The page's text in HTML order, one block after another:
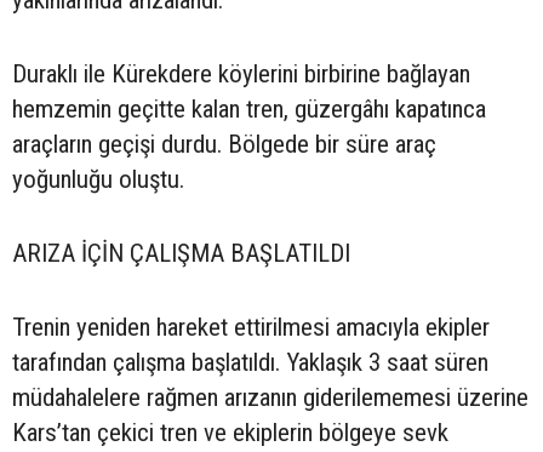
Duraklı ile Kürekdere köylerini birbirine bağlayan
hemzemin geçitte kalan tren, güzergâhı kapatınca
araçların geçişi durdu. Bölgede bir süre araç
yoğunluğu oluştu.
ARIZA İÇİN ÇALIŞMA BAŞLATILDI
Trenin yeniden hareket ettirilmesi amacıyla ekipler
tarafından çalışma başlatıldı. Yaklaşık 3 saat süren
müdahalelere rağmen arızanın giderilememesi üzerine
Kars’tan çekici tren ve ekiplerin bölgeye sevk